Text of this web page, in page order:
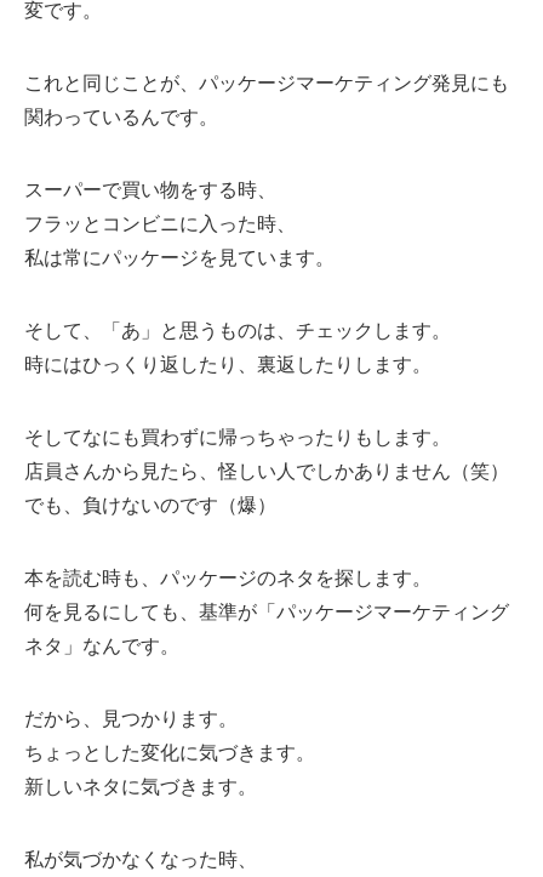
変です。
これと同じことが、パッケージマーケティング発見にも
関わっているんです。
スーパーで買い物をする時、
フラッとコンビニに入った時、
私は常にパッケージを見ています。
そして、「あ」と思うものは、チェックします。
時にはひっくり返したり、裏返したりします。
そしてなにも買わずに帰っちゃったりもします。
店員さんから見たら、怪しい人でしかありません（笑）
でも、負けないのです（爆）
本を読む時も、パッケージのネタを探します。
何を見るにしても、基準が「パッケージマーケティング
ネタ」なんです。
だから、見つかります。
ちょっとした変化に気づきます。
新しいネタに気づきます。
私が気づかなくなった時、